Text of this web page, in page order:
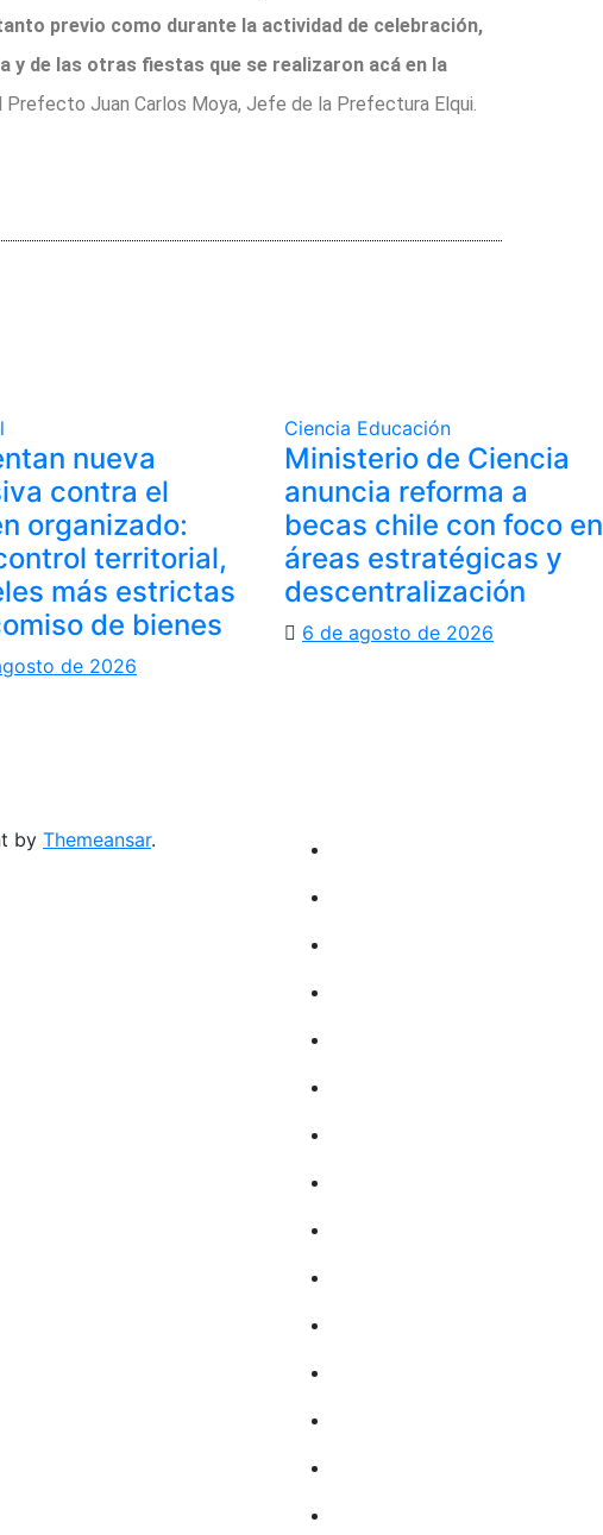
previo como durante la actividad de celebración,
y de las otras fiestas que se realizaron acá en la
Prefecto Juan Carlos Moya, Jefe de la Prefectura Elqui.
nueva
contra el
organizado:
territorial,
más estrictas
de bienes
de 2026
Ciencia Educación
Ministerio de Ciencia
anuncia reforma a
becas chile con foco en
áreas estratégicas y
descentralización
6 de agosto de 2026
by Themeansar.